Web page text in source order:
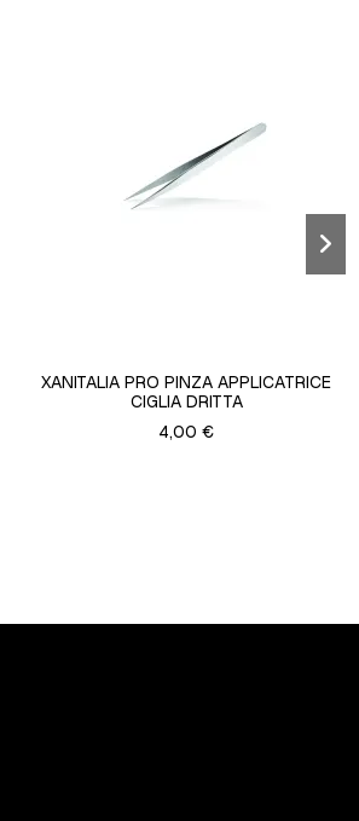
XANITALIA PRO PINZA APPLICATRICE
CIGLIA DRITTA
4,00 €